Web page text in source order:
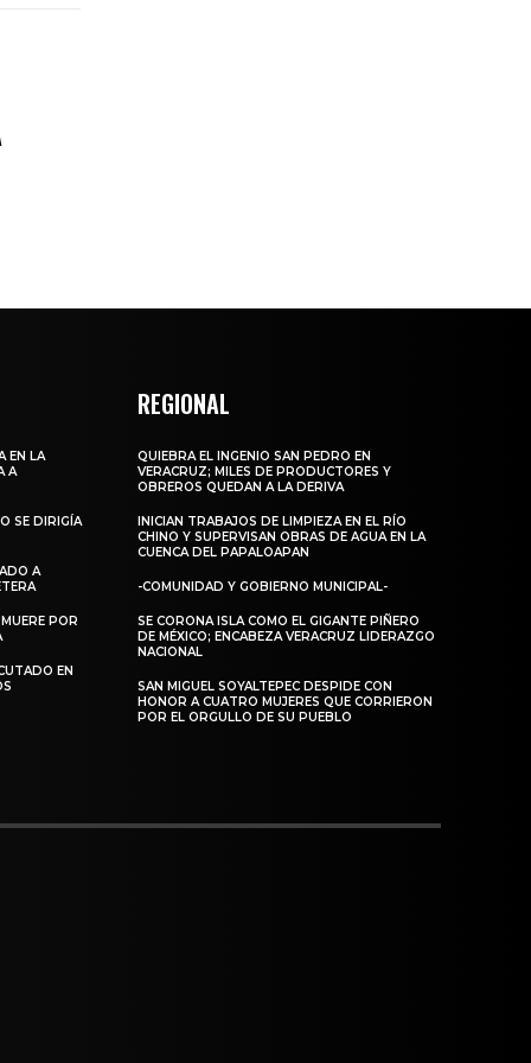
EN LA
A
SE DIRIGÍA
A
POR
EN
REGIONAL
QUIEBRA EL INGENIO SAN PEDRO EN
VERACRUZ; MILES DE PRODUCTORES Y
OBREROS QUEDAN A LA DERIVA
INICIAN TRABAJOS DE LIMPIEZA EN EL RÍO
CHINO Y SUPERVISAN OBRAS DE AGUA EN LA
CUENCA DEL PAPALOAPAN
-COMUNIDAD Y GOBIERNO MUNICIPAL-
SE CORONA ISLA COMO EL GIGANTE PIÑERO
DE MÉXICO; ENCABEZA VERACRUZ LIDERAZGO
NACIONAL
SAN MIGUEL SOYALTEPEC DESPIDE CON
HONOR A CUATRO MUJERES QUE CORRIERON
POR EL ORGULLO DE SU PUEBLO